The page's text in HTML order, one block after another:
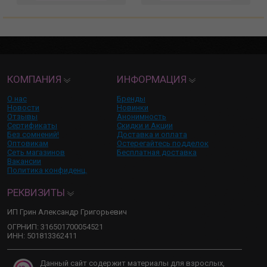
КОМПАНИЯ
О нас
Новости
Отзывы
Сертификаты
Без сомнений!
Оптовикам
Сеть магазинов
Вакансии
Политика конфиденц.
ИНФОРМАЦИЯ
Бренды
Новинки
Анонимность
Скидки и Акции
Доставка и оплата
Остерегайтесь подделок
Бесплатная доставка
РЕКВИЗИТЫ
ИП Грин Александр Григорьевич
ОГРНИП: 316501700054521
ИНН: 501813362411
Данный сайт содержит материалы для взрослых,